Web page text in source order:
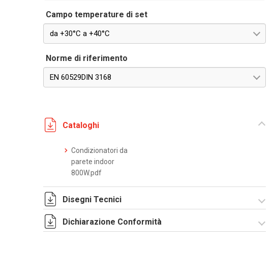
Campo temperature di set
da +30°C a +40°C
Norme di riferimento
EN 60529DIN 3168
Cataloghi
Condizionatori da
parete indoor
800W.pdf
Disegni Tecnici
DF0011.pdf
Dichiarazione Conformità